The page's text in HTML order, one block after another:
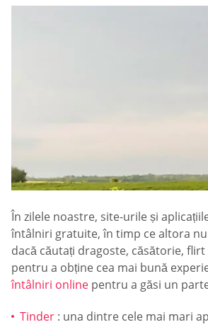
În zilele noastre, site-urile și
întâlniri gratuite, în timp ce altora
dacă căutați dragoste, căsătorie,
pentru a obține cea mai bună
întâlniri online pentru a găsi un
Tinder : una dintre cele mai mari